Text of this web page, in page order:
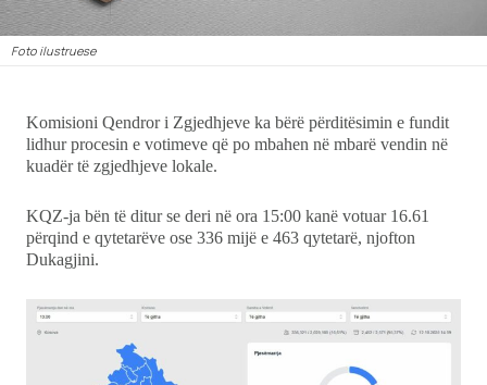
Teknologji
DuVideo
Foto ilustruese
Komisioni Qendror i Zgjedhjeve ka bërë përditësimin e fundit
lidhur procesin e votimeve që po mbahen në mbarë vendin në
kuadër të zgjedhjeve lokale.
KQZ-ja bën të ditur se deri në ora 15:00 kanë votuar 16.61
përqind e qytetarëve ose 336 mijë e 463 qytetarë, njofton
Dukagjini.